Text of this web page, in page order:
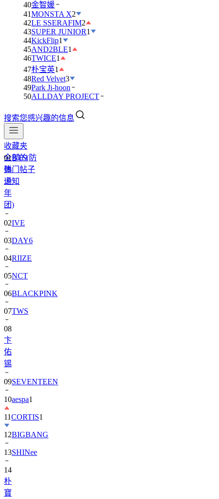
40金智媛
41MONSTA X2
42LE SSERAFIM2
43SUPER JUNIOR1
44KickFlip1
45AND2BLE1
46TWICE1
47朴宝英1
48Red Velvet3
49Park Ji-hoon
50ALLDAY PROJECT
搜索您感兴趣的信息
收藏夹
全部的
热门帖子
通知
01BTS(防
弹
少
年
团)
02IVE
03DAY6
04RIIZE
05NCT
06BLACKPINK
07TWS
08
卞
佑
锡
09SEVENTEEN
10aespa1
11CORTIS1
12BIGBANG
13SHINee
14
朴
寶